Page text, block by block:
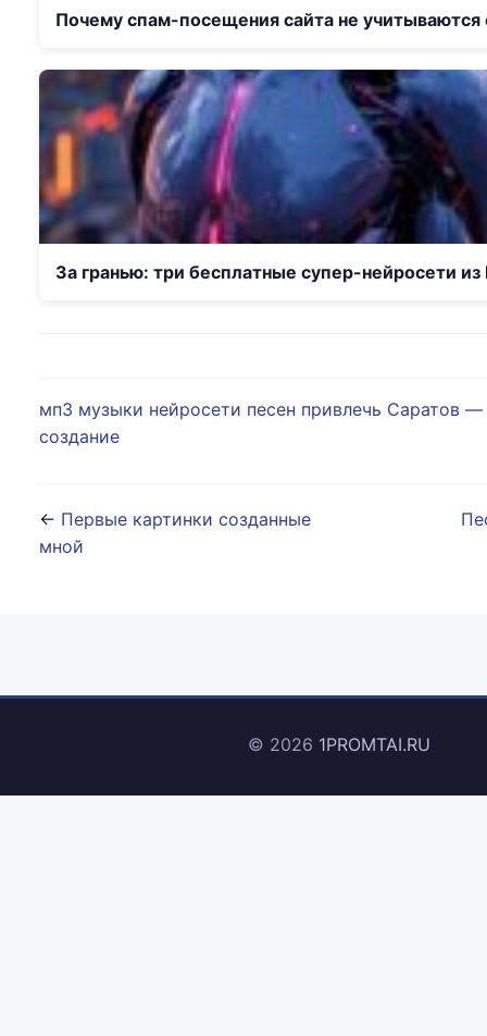
Почему спам-посещения сайта не учитываются
За гранью: три бесплатные супер-нейросети из
мп3 музыки нейросети песен привлечь Саратов —
создание
← Первые картинки созданные
мной
© 2026 1PROMTAI.RU